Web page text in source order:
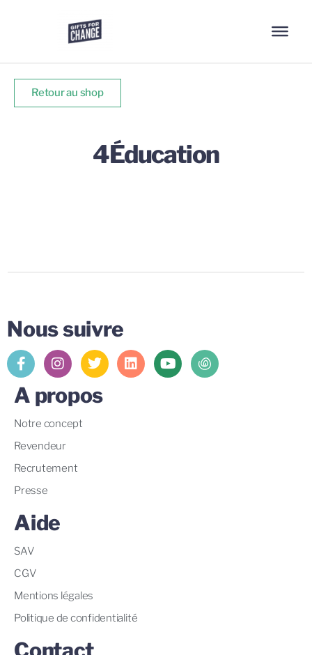
Retour au shop
4Éducation
Nous suivre
A propos
Notre concept
Revendeur
Recrutement
Presse
Aide
SAV
CGV
Mentions légales
Politique de confidentialité